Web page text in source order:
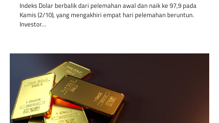
Indeks Dolar berbalik dari pelemahan awal dan naik ke 97,9 pada
Kamis (2/10), yang mengakhiri empat hari pelemahan beruntun.
Investor…